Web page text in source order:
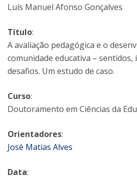
Luís Manuel Afonso Gonçalves
Título:
A avaliação pedagógica e o
comunidade educativa – sentidos,
desafios. Um estudo de caso.
Curso:
Doutoramento em Ciências da
Orientadores:
José Matias Alves
Data: